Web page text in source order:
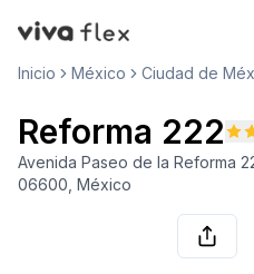
VivaFlex
Inicio México Ciudad de
Reforma 222
Avenida Paseo de la Reforma
06600, México